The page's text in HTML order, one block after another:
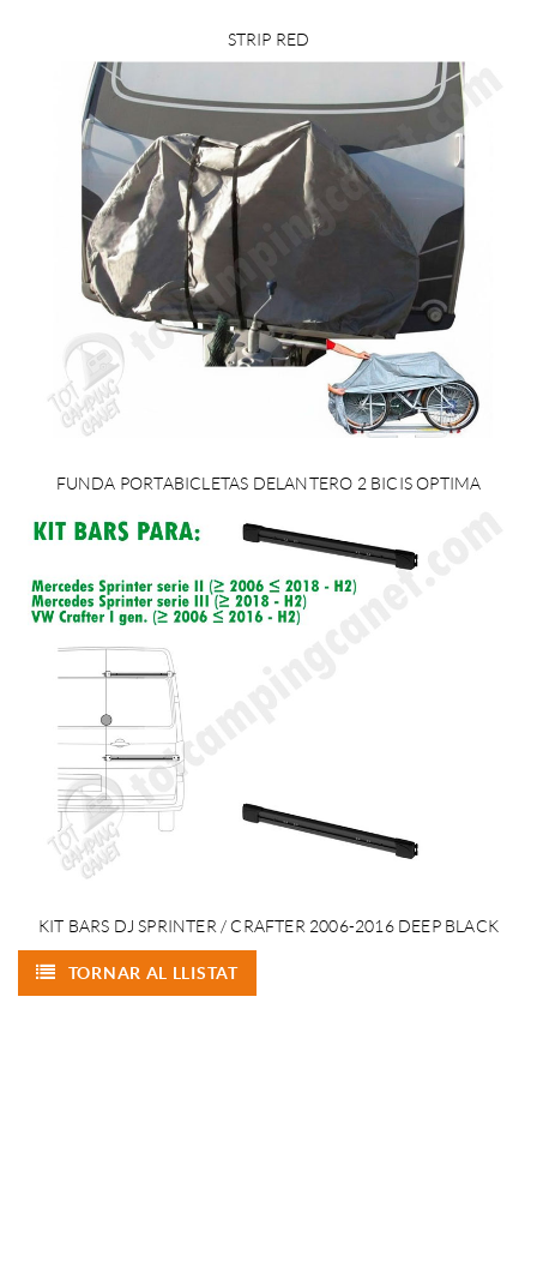
STRIP RED
FUNDA PORTABICLETAS DELANTERO 2 BICIS OPTIMA
KIT BARS DJ SPRINTER / CRAFTER 2006-2016 DEEP BLACK
TORNAR AL LLISTAT